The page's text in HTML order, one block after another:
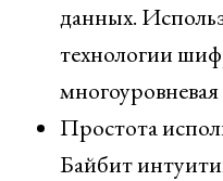
данных.
технологии
Простота
Байбит